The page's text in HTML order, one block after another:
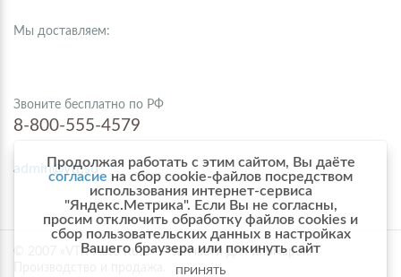
Мы доставляем:
Звоните бесплатно по РФ
8-800-555-4579
admin@vtr.su
© 2007 «VTR-Auto Russ» — запчасти для иномарок.
Продолжая работать с этим сайтом, Вы даёте
согласие на сбор cookie-файлов посредством
использования интернет-сервиса
"Яндекс.Метрика". Если Вы не согласны,
просим отключить обработку файлов cookies и
сбор пользовательских данных в настройках
Вашего браузера или покинуть сайт
ПРИНЯТЬ